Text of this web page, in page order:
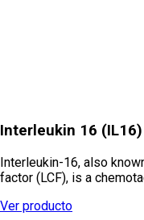
Interleukin 16
Interleukin-16, also
factor (LCF), is a
Ver producto